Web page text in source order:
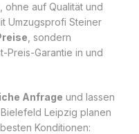
auf Qualität und
Umzugsprofi Steiner
, sondern
Preis-Garantie in und
Anfrage und lassen
Leipzig planen
Konditionen: